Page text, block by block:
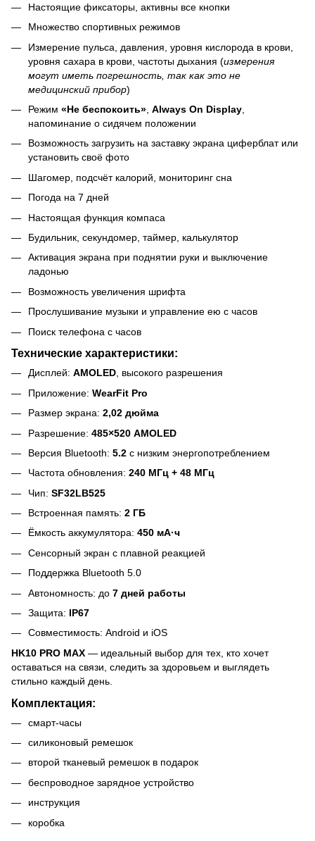
Настоящие фиксаторы, активны все кнопки
Множество спортивных режимов
Измерение пульса, давления, уровня кислорода в крови,
уровня сахара в крови, частоты дыхания (измерения
могут иметь погрешность, так как это не
медицинский прибор)
Режим «Не беспокоить» Always On Display
напоминание о сидячем положении
Возможность загрузить на заставку экрана циферблат или
установить своё фото
Шагомер, подсчёт калорий, мониторинг сна
Погода на 7 дней
Настоящая функция компаса
Будильник, секундомер, таймер, калькулятор
Активация экрана при поднятии руки и выключение
ладонью
Возможность увеличения шрифта
Прослушивание музыки и управление ею с часов
Поиск телефона с часов
Технические характеристики:
Дисплей: AMOLED, высокого разрешения
Приложение: WearFit Pro
Размер экрана: 2,02 дюйма
Разрешение: 485×520 AMOLED
Версия Bluetooth: 5.2 с низким энергопотреблением
Частота обновления: 240 МГц + 48 МГц
Чип: SF32LB525
Встроенная память: 2 ГБ
Ёмкость аккумулятора: 450 мА·ч
Сенсорный экран с плавной реакцией
Поддержка Bluetooth 5.0
Автономность: до 7 дней работы
Защита: IP67
Совместимость: Android и iOS
HK10 PRO MAX — идеальный выбор для тех, кто хочет
оставаться на связи, следить за здоровьем и выглядеть
стильно каждый день.
Комплектация:
смарт-часы
силиконовый ремешок
второй тканевый ремешок в подарок
беспроводное зарядное устройство
инструкция
коробка